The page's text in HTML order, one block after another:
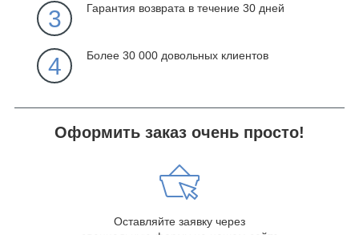
3 Гарантия возврата в течение 30 дней
4 Более 30 000 довольных клиентов
Оформить заказ очень просто!
Оставляйте заявку через